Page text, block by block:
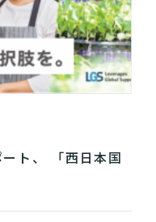
ト、 「西日本国